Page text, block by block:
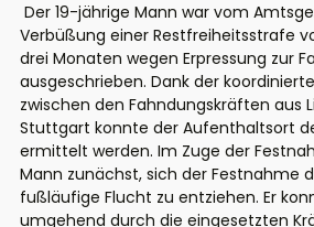
Der 19-jährige Mann war vom
Verbüßung einer Restfreiheitsstrafe
drei Monaten wegen Erpressung zur
ausgeschrieben. Dank der
zwischen den Fahndungskräften aus
Stuttgart konnte der Aufenthaltsort
ermittelt werden. Im Zuge der
Mann zunächst, sich der Festnahme
fußläufige Flucht zu entziehen. Er
umgehend durch die eingesetzten